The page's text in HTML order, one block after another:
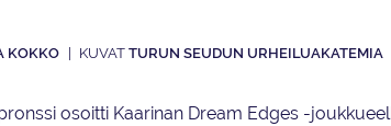
KOKKO TURUN SEUDUN URHEILUAKATEMIA
osoitti Kaarinan Dream Edges -